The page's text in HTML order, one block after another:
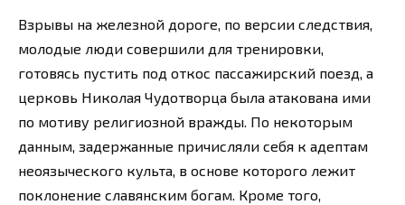
Взрывы на железной дороге, по версии следствия,
молодые люди совершили для тренировки,
готовясь пустить под откос пассажирский поезд, а
церковь Николая Чудотворца была атакована ими
по мотиву религиозной вражды. По некоторым
данным, задержанные причисляли себя к адептам
неоязыческого культа, в основе которого лежит
поклонение славянским богам. Кроме того,